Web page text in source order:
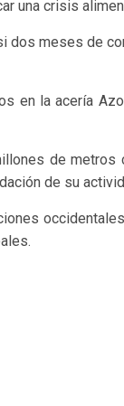
una crisis
dos meses de
en la acería
de metros
de su